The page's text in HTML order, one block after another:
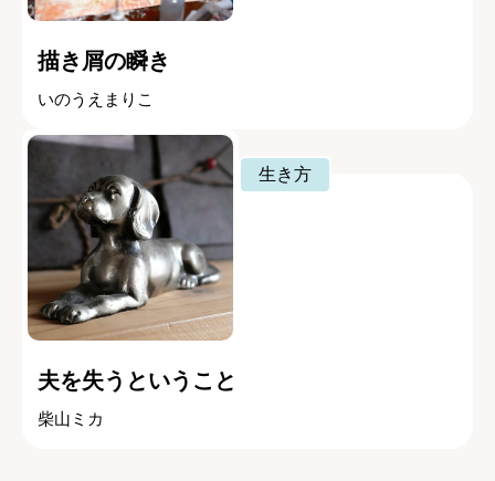
描き屑の瞬き
いのうえまりこ
生き方
夫を失うということ
柴山ミカ